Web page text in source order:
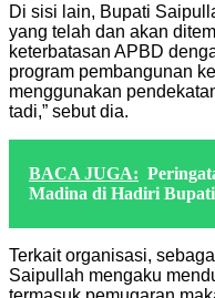
Di sisi lain, Bupati
yang telah dan akan
keterbatasan APBD
program pembangunan
menggunakan
tadi,” sebut dia.
BACA JUGA:
Madina di Hadiri Bupati
Terkait organisasi,
Saipullah mengaku